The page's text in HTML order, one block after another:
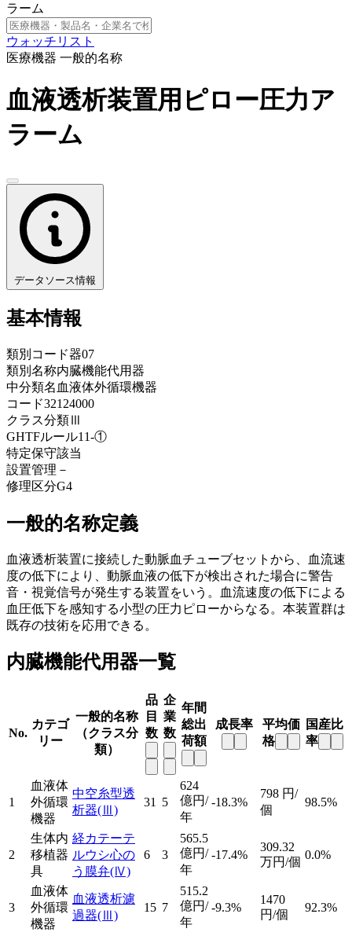
ラーム
ウォッチリスト
医療機器 一般的名称
血液透析装置用ピロー圧力ア
ラーム
データソース情報
基本情報
類別コード器07
類別名称内臓機能代用器
中分類名 血液体外循環機器
コード32124000
クラス分類Ⅲ
GHTFルール11-①
特定保守該当
設置管理 －
修理区分G4
一般的名称定義
血液透析装置に接続した動脈血チューブセットから、血流速
度の低下により、動脈血液の低下が検出された場合に警告
音・視覚信号が発生する装置をいう。血流速度の低下による
血圧低下を感知する小型の圧力ピローからなる。本装置群は
既存の技術を応用できる。
内臓機能代用器一覧
No.
カテゴ
リー
一般的名称
（クラス分
類）
品
目
数
企
業
数
年間
総出
荷額
成長率
平均価
格
国産比
率
1
血液体
外循環
機器
中空糸型透
析器(Ⅲ)
31 5
624
億円/
年
-18.3%
798 円/
個
98.5%
2
生体内
移植器
具
経カテーテ
ルウシ心の
う膜弁(Ⅳ)
6 3
565.5
億円/
年
-17.4%
309.32
万円/個
0.0%
3
血液体
外循環
機器
血液透析濾
過器(Ⅲ)
15 7
515.2
億円/
年
-9.3%
1470
円/個
92.3%